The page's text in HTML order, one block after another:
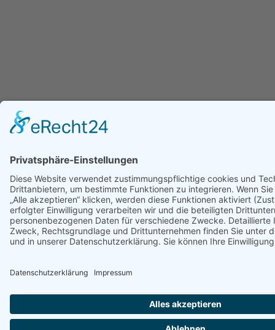
So erreichst du uns: